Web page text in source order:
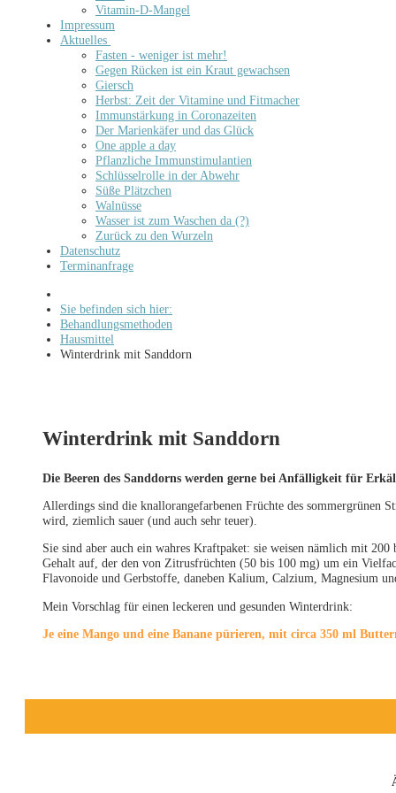
Vitamin-D-Mangel
Impressum
Aktuelles
Fasten - weniger ist mehr!
Gegen Rücken ist ein Kraut gewachsen
Giersch
Herbst: Zeit der Vitamine und Fitmacher
Immunstärkung in Coronazeiten
Der Marienkäfer und das Glück
One apple a day
Pflanzliche Immunstimulantien
Schlüsselrolle in der Abwehr
Süße Plätzchen
Walnüsse
Wasser ist zum Waschen da (?)
Zurück zu den Wurzeln
Datenschutz
Terminanfrage
Sie befinden sich hier:
Behandlungsmethoden
Hausmittel
Winterdrink mit Sanddorn
Winterdrink mit Sanddorn
Die Beeren des Sanddorns werden gerne bei Anfälligkeit für
Allerdings sind die knallorangefarbenen Früchte des sommergrünen
wird, ziemlich sauer (und auch sehr teuer).
Sie sind aber auch ein wahres Kraftpaket: sie weisen nämlich mit
Gehalt auf, der den von Zitrusfrüchten (50 bis 100 mg) um ein
Flavonoide und Gerbstoffe, daneben Kalium, Calzium, Magnesium
Mein Vorschlag für einen leckeren und gesunden Winterdrink:
Je eine Mango und eine Banane pürieren, mit circa 350 ml